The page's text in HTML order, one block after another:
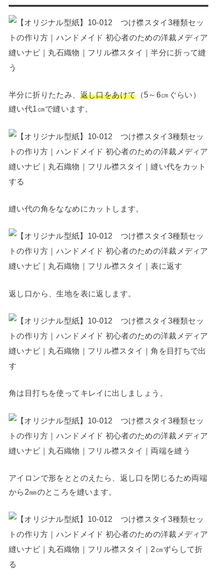
半分に折りたたみ、 返し口をあけて（5～6㎝ぐらい）
縫い代1㎝で縫います。
縫い代の角をななめにカットします。
返し口から、生地を表に返します。
角は目打ちを使ってキレイに出しましょう。
アイロンで形をととのえたら、返し口を閉じるため両端
から2㎜のところを縫います。